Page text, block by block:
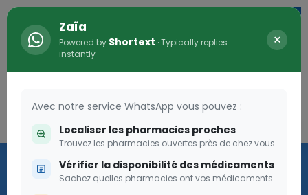
Programme OLGA-ESTHER
Zaïa
Powered by Shortext · Typically replies
instantly
×
Avec notre service WhatsApp vous pouvez :
Localiser les pharmacies proches
Trouvez les pharmacies ouvertes près de chez vous
Vérifier la disponibilité des médicaments
Sachez quelles pharmacies ont vos médicaments